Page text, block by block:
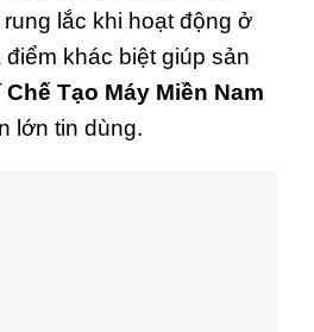
lắc khi hoạt động ở
khác biệt giúp sản
Tạo Máy Miền Nam
lớn tin dùng.